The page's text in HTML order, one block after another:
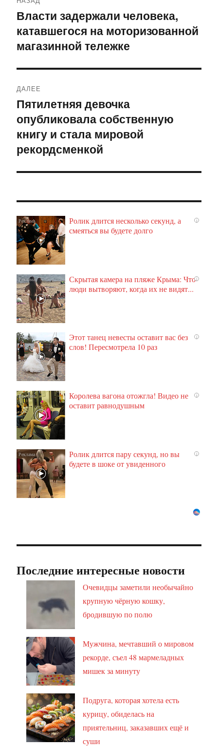
по
записям
Предыдущая
запись:
Власти задержали человека,
катавшегося на моторизованной
магазинной тележке
ДАЛЕЕ
Следующая
запись:
Пятилетняя девочка
опубликовала собственную
книгу и стала мировой
рекордсменкой
i
Ролик длится несколько секунд, а
смеяться вы будете долго
i
Скрытая камера на пляже Крыма: Что
люди вытворяют, когда их не видят...
i
Этот танец невесты оставит вас без
слов! Пересмотрела 10 раз
i
Королева вагона отожгла! Видео не
оставит равнодушным
i
Ролик длится пару секунд, но вы
будете в шоке от увиденного
Последние интересные новости
Очевидцы заметили необычайно
крупную чёрную кошку,
бродившую по полю
Мужчина, мечтавший о мировом
рекорде, съел 48 мармеладных
мишек за минуту
Подруга, которая хотела есть
курицу, обиделась на
приятельниц, заказавших ещё и
суши